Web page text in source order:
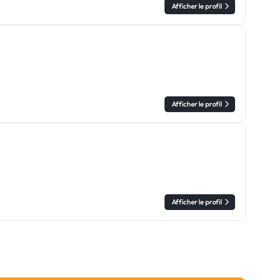
Afficher le profil
Afficher le profil
Afficher le profil